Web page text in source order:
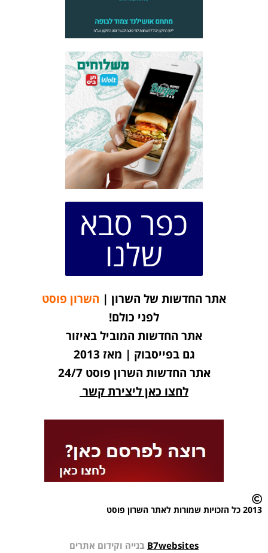
כפר סבא
שלנו
אתר החדשות של השרון | השרון פוסט
לפני כולם!
אתר החדשות המוביל באיזור
גם בפייסבוק | מאז 2013
אתר החדשות השרון פוסט 24/7
לחצו כאן ליצירת קשר
2013 כל הזכויות שמורות לאתר השרון פוסט
B7websites